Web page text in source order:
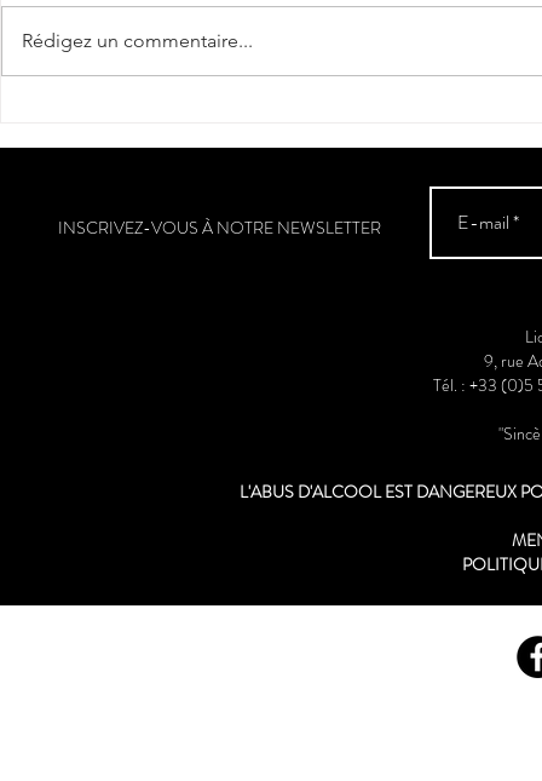
Rédigez un commentaire...
INSCRIVEZ-VOUS À NOTRE NEWSLETTER
9, rue
Tél. : +33
L'ABUS D'ALCOOL EST DANGEREUX